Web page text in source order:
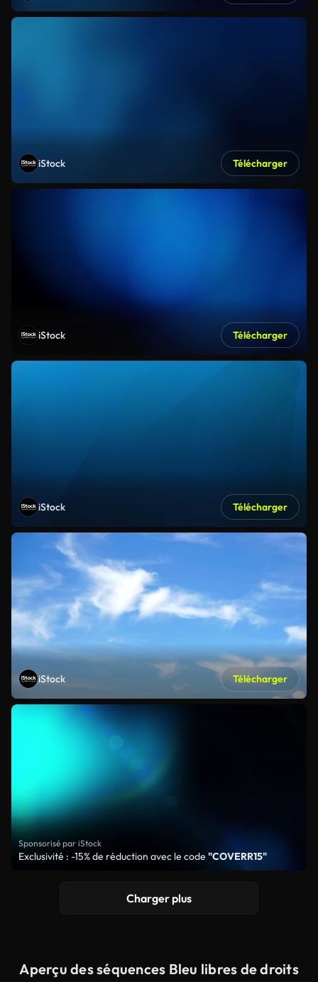
iStock Télécharger
iStock Télécharger
iStock Télécharger
iStock Télécharger
Sponsorisé par iStock
Exclusivité : -15% de réduction avec le code "COVERR15"
Charger plus
Aperçu des séquences Bleu libres de droits